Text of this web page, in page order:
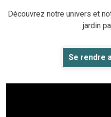
Découvrez notre univers et
jardin
Se rendre